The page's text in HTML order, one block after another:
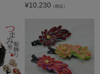
¥10,230 （税込）